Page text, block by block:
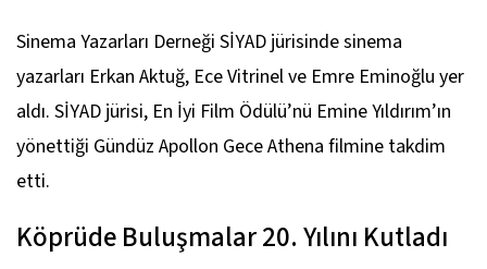
Sinema Yazarları Derneği SİYAD jürisinde sinema
yazarları Erkan Aktuğ, Ece Vitrinel ve Emre Eminoğlu yer
aldı. SİYAD jürisi, En İyi Film Ödülü’nü Emine Yıldırım’ın
yönettiği Gündüz Apollon Gece Athena filmine takdim
etti.
Köprüde Buluşmalar 20. Yılını Kutladı